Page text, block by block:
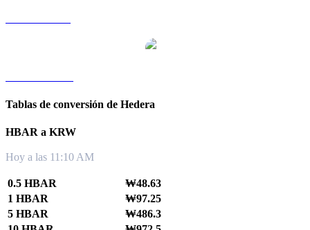
Tablas de conversión de Hedera
HBAR a KRW
Hoy a las 11:10 AM
0.5 HBAR
₩48.63
1 HBAR
₩97.25
5 HBAR
₩486.3